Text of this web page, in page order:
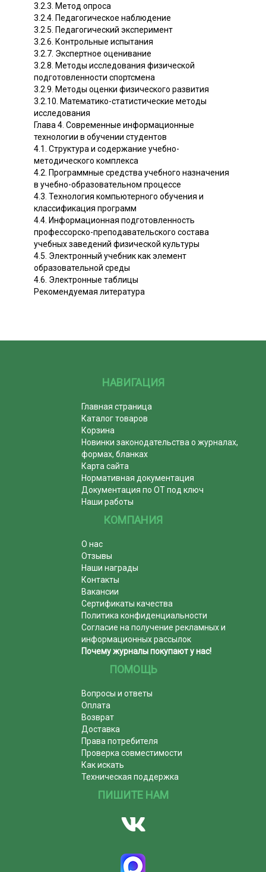
3.2.3. Метод опроса
3.2.4. Педагогическое наблюдение
3.2.5. Педагогический эксперимент
3.2.6. Контрольные испытания
3.2.7. Экспертное оценивание
3.2.8. Методы исследования физической
подготовленности спортсмена
3.2.9. Методы оценки физического развития
3.2.10. Математико-статистические методы
исследования
Глава 4. Современные информационные
технологии в обучении студентов
4.1. Структура и содержание учебно-
методического комплекса
4.2. Программные средства учебного назначения
в учебно-образовательном процессе
4.3. Технология компьютерного обучения и
классификация программ
4.4. Информационная подготовленность
профессорско-преподавательского состава
учебных заведений физической культуры
4.5. Электронный учебник как элемент
образовательной среды
4.6. Электронные таблицы
Рекомендуемая литература
НАВИГАЦИЯ
Главная страница
Каталог товаров
Корзина
Новинки законодательства о журналах,
формах, бланках
Карта сайта
Нормативная документация
Документация по ОТ под ключ
Наши работы
КОМПАНИЯ
О нас
Отзывы
Наши награды
Контакты
Вакансии
Сертификаты качества
Политика конфиденциальности
Согласие на получение рекламных и
информационных рассылок
Почему журналы покупают у нас!
ПОМОЩЬ
Вопросы и ответы
Оплата
Возврат
Доставка
Права потребителя
Проверка совместимости
Как искать
Техническая поддержка
ПИШИТЕ НАМ